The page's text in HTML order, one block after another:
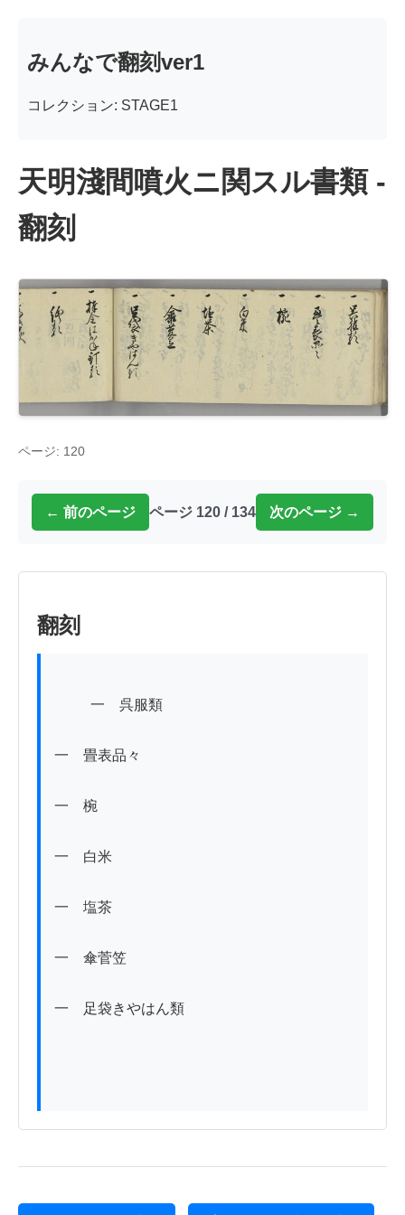
みんなで翻刻ver1
コレクション: STAGE1
天明淺間噴火ニ関スル書類 -
翻刻
ページ: 120
← 前のページ ページ 120 / 134 次のページ →
翻刻
一　畳表品々
一　椀
一　白米
一　塩茶
一　傘菅笠
一　足袋きやはん類